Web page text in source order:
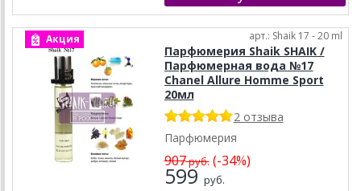
Акция арт.: Shaik 17 - 20 ml
Парфюмерия Shaik SHAIK /
Парфюмерная вода №17
Chanel Allure Homme Sport
20мл
2 отзыва
Парфюмерия
907руб.(-34%)
599 руб.